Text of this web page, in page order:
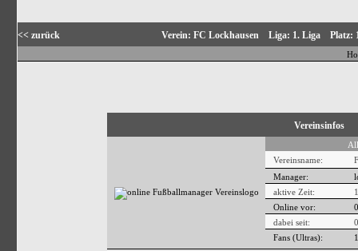
<< zurück Verein: FC Lockhausen Liga: 1. Liga
Vereinsinfos
Vereinsname:
Manager:
aktive Zeit:
Online vor:
dabei seit:
Fans (Ultras):